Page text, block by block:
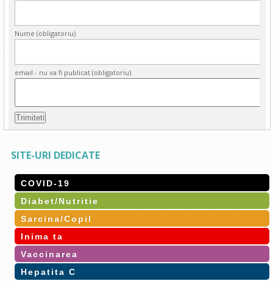
Nume (obligatoriu)
email - nu va fi publicat (obligatoriu)
SITE-URI DEDICATE
COVID-19
Diabet/Nutritie
Sarcina/Copil
Inima ta
Vaccinarea
Hepatita C